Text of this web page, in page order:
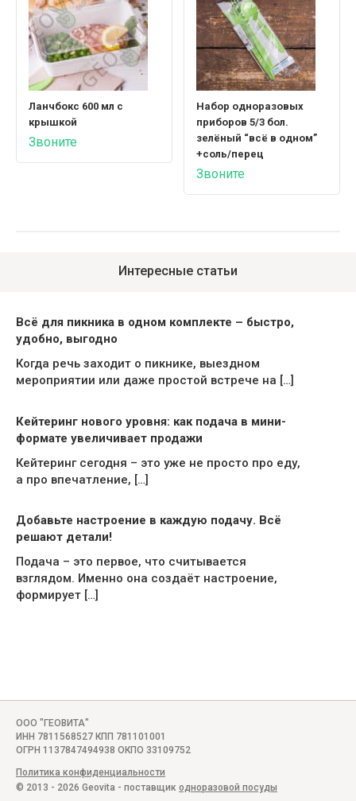
Ланчбокс 600 мл с
крышкой
Звоните
Набор одноразовых
приборов 5/3 бол.
зелёный “всё в одном”
+соль/перец
Звоните
Интересные статьи
Всё для пикника в одном комплекте – быстро,
удобно, выгодно
Когда речь заходит о пикнике, выездном
мероприятии или даже простой встрече на […]
Кейтеринг нового уровня: как подача в мини-
формате увеличивает продажи
Кейтеринг сегодня – это уже не просто про еду,
а про впечатление, […]
Добавьте настроение в каждую подачу. Всё
решают детали!
Подача – это первое, что считывается
взглядом. Именно она создаёт настроение,
формирует […]
ООО "ГЕОВИТА"
ИНН 7811568527 КПП 781101001
ОГРН 1137847494938 ОКПО 33109752
Политика конфиденциальности
© 2013 - 2026 Geovita - поставщик одноразовой посуды